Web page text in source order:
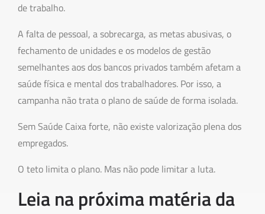
de trabalho.
A falta de pessoal, a sobrecarga, as metas abusivas, o
fechamento de unidades e os modelos de gestão
semelhantes aos dos bancos privados também afetam a
saúde física e mental dos trabalhadores. Por isso, a
campanha não trata o plano de saúde de forma isolada.
Sem Saúde Caixa forte, não existe valorização plena dos
empregados.
O teto limita o plano. Mas não pode limitar a luta.
Leia na próxima matéria da